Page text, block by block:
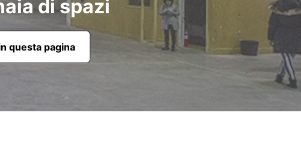
di spazi
questa pagina